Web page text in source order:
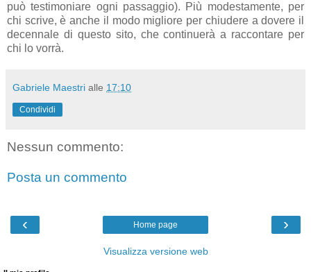
può testimoniare ogni passaggio). Più modestamente, per
chi scrive, èanche il modo migliore per chiudere a dovere il
decennale di questo sito, che continueràa raccontare per
chi lo vorrà.
Gabriele Maestri alle 17:10
Condividi
Nessun commento:
Posta un commento
‹ ›
Home page
Visualizza versione web